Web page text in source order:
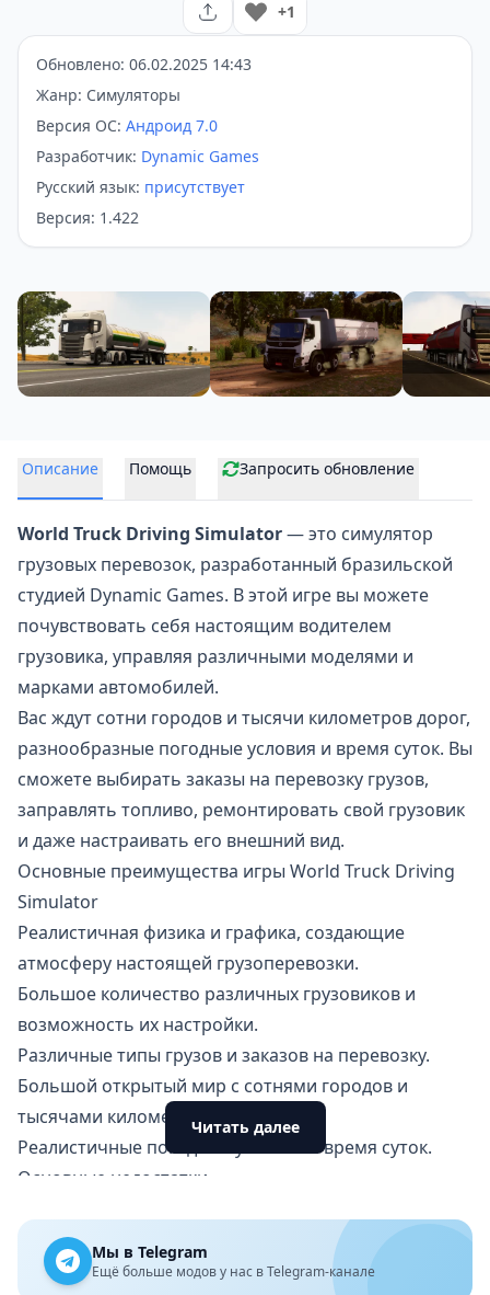
+1
Обновлено: 06.02.2025 14:43
Жанр: Симуляторы
Версия ОС: Андроид 7.0
Разработчик: Dynamic Games
Русский язык: присутствует
Версия: 1.422
Описание Помощь Запросить обновление
World Truck Driving Simulator— это симулятор
грузовых перевозок, разработанный бразильской
студией Dynamic Games. В этой игре вы можете
почувствовать себя настоящим водителем
грузовика, управляя различными моделями и
марками автомобилей.
Вас ждут сотни городов и тысячи километров дорог,
разнообразные погодные условия и время суток. Вы
сможете выбирать заказы на перевозку грузов,
заправлять топливо, ремонтировать свой грузовик
и даже настраивать его внешний вид.
Основные преимущества игры World Truck Driving
Simulator
Реалистичная физика и графика, создающие
атмосферу настоящей грузоперевозки.
Большое количество различных грузовиков и
возможность их настройки.
Различные типы грузов и заказов на перевозку.
Большой открытый мир с сотнями городов и
тысячами километров дорог.
Реалистичные погодные условия и время суток.
Основные недостатки
Некоторые игроки могут найти игру слишком
монотонной и повторяющейся.
Читать далее
Мы в Telegram
Ещё больше модов у нас в Telegram-канале